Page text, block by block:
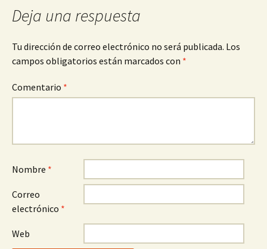
Deja una respuesta
Tu dirección de correo electrónico no será publicada. Los
campos obligatorios están marcados con *
Comentario *
Nombre *
Correo
electrónico *
Web